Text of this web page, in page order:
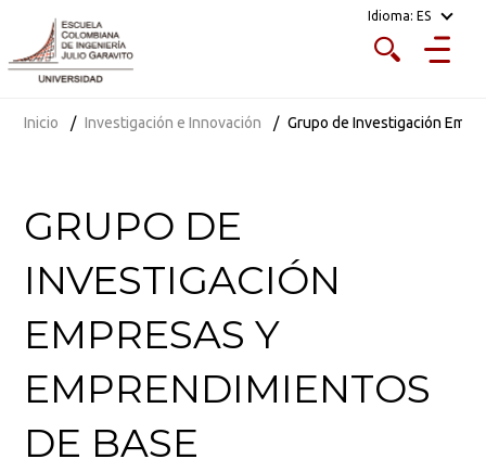
Idioma: ES
Inicio Investigación e Innovación Grupo de Investigación
GRUPO DE
INVESTIGACIÓN
EMPRESAS Y
EMPRENDIMIENTOS
DE BASE